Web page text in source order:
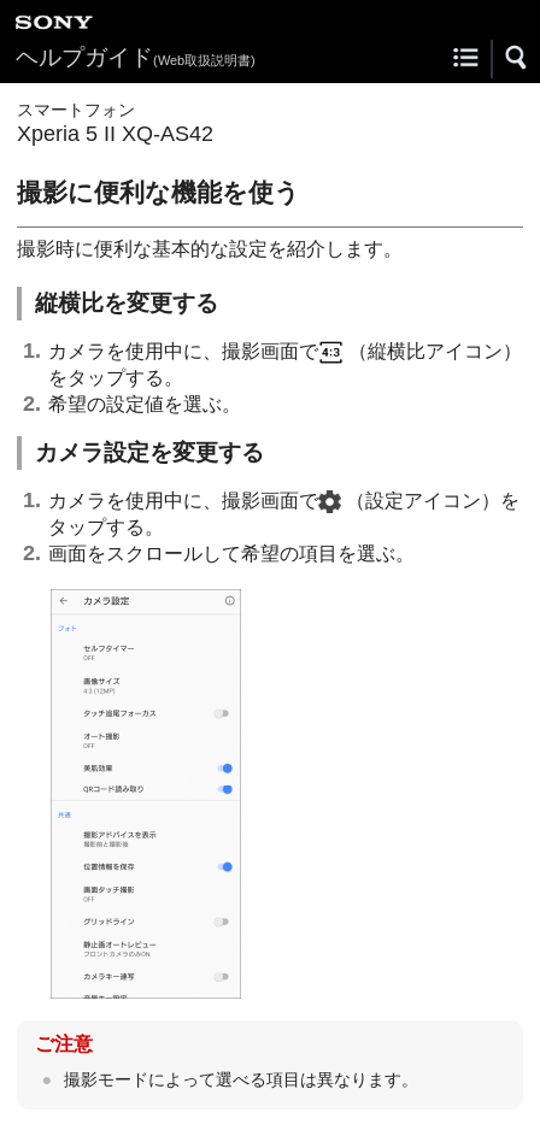
ヘルプガイド(Web取扱説明書)
スマートフォン
Xperia 5 II XQ-AS42
撮影に便利な機能を使う
撮影時に便利な基本的な設定を紹介します。
縦横比を変更する
カメラを使用中に、撮影画面で
（縦横比アイコン）
をタップする。
希望の設定値を選ぶ。
カメラ設定を変更する
カメラを使用中に、撮影画面で （設定アイコン）
を
タップする。
画面をスクロールして希望の項目を選ぶ。
ご注意
撮影モードによって選べる項目は異なります。